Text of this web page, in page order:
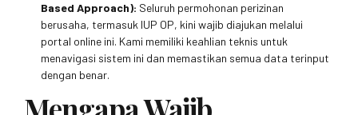
Based Approach): Seluruh permohonan perizinan
berusaha, termasuk IUP OP, kini wajib diajukan melalui
portal online ini. Kami memiliki keahlian teknis untuk
menavigasi sistem ini dan memastikan semua data terinput
dengan benar.